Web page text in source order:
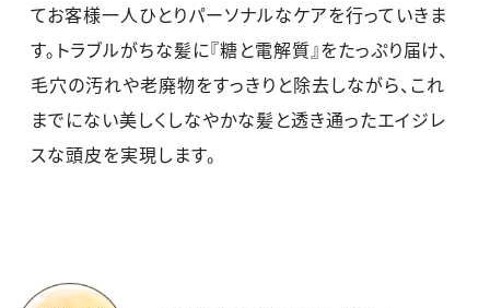
てお客様一人ひとりパーソナルなケアを行っていきま
す。トラブルがちな髪に『糖と電解質』をたっぷり届け、
毛穴の汚れや老廃物をすっきりと除去しながら、これ
までにない美しくしなやかな髪と透き通ったエイジレ
スな頭皮を実現します。